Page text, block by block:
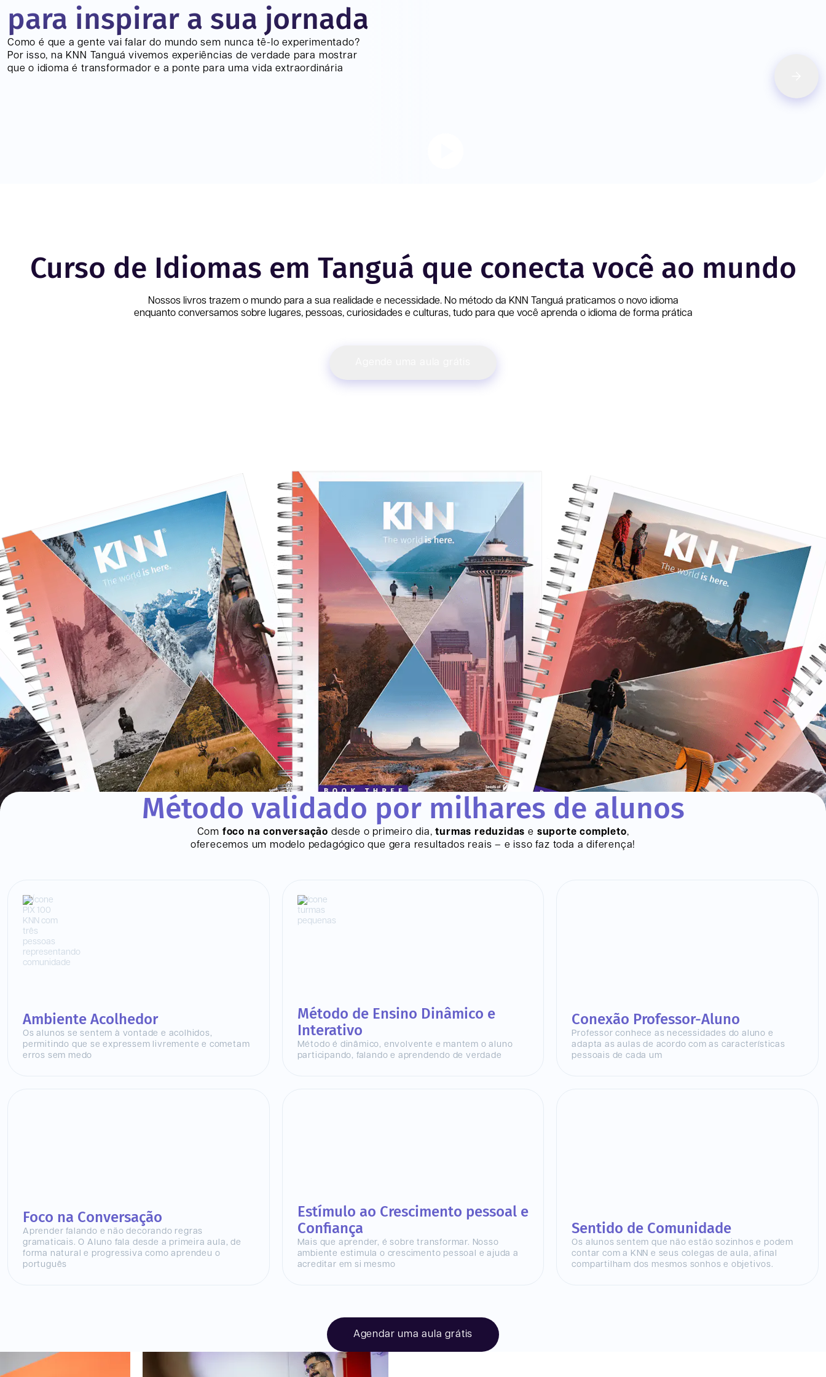
para inspirar a sua jornada
Como é que a gente vai falar do mundo sem nunca tê-lo experimentado?
Por isso, na KNN Tanguá vivemos experiências de verdade para mostrar
que o idioma é transformador e a ponte para uma vida extraordinária
Curso de Idiomas em Tanguá que conecta você ao mundo
Nossos livros trazem o mundo para a sua realidade e necessidade. No método da KNN Tanguá praticamos o novo idioma
enquanto conversamos sobre lugares, pessoas, curiosidades e culturas, tudo para que você aprenda o idioma de forma prática
Método validado por milhares de alunos
Com foco na conversação desde o primeiro dia, turmas reduzidas e suporte completo,
oferecemos um modelo pedagógico que gera resultados reais – e isso faz toda a diferença!
Ambiente Acolhedor
Os alunos se sentem à vontade e acolhidos,
permitindo que se expressem livremente e cometam
erros sem medo
Método de Ensino Dinâmico e
Interativo
Método é dinâmico, envolvente e mantem o aluno
participando, falando e aprendendo de verdade
Conexão Professor-Aluno
Professor conhece as necessidades do aluno e
adapta as aulas de acordo com as características
pessoais de cada um
Foco na Conversação
Aprender falando e não decorando regras
gramaticais. O Aluno fala desde a primeira aula, de
forma natural e progressiva como aprendeu o
português
Estímulo ao Crescimento pessoal e
Confiança
Mais que aprender, é sobre transformar. Nosso
ambiente estimula o crescimento pessoal e ajuda a
acreditar em si mesmo
Sentido de Comunidade
Os alunos sentem que não estão sozinhos e podem
contar com a KNN e seus colegas de aula, afinal
compartilham dos mesmos sonhos e objetivos.
Agendar uma aula grátis